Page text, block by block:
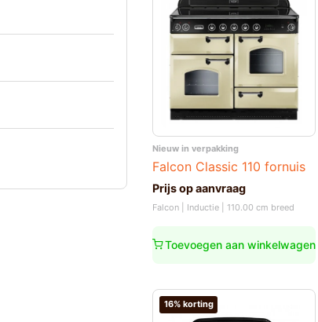
Nieuw in verpakking
Falcon Classic 110 fornuis
Prijs op aanvraag
Falcon | Inductie | 110.00 cm breed
Toevoegen aan winkelwagen
16% korting